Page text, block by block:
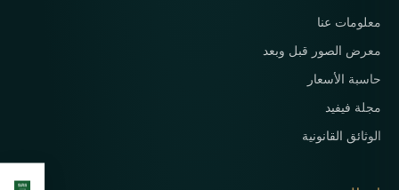
معلومات عنا
معرض الصور قبل وبعد
حاسبة الأسعار
مجلة فيفيد
الوثائق القانونية